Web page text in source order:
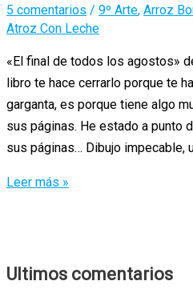
5 comentarios / 9º Arte, Arroz
Atroz Con Leche
«El final de todos los agostos»
libro te hace cerrarlo porque te
garganta, es porque tiene algo
sus páginas. He estado a punto
sus páginas… Dibujo impecable,
Algunos
dejó
Leer más »
Ultimos comentarios